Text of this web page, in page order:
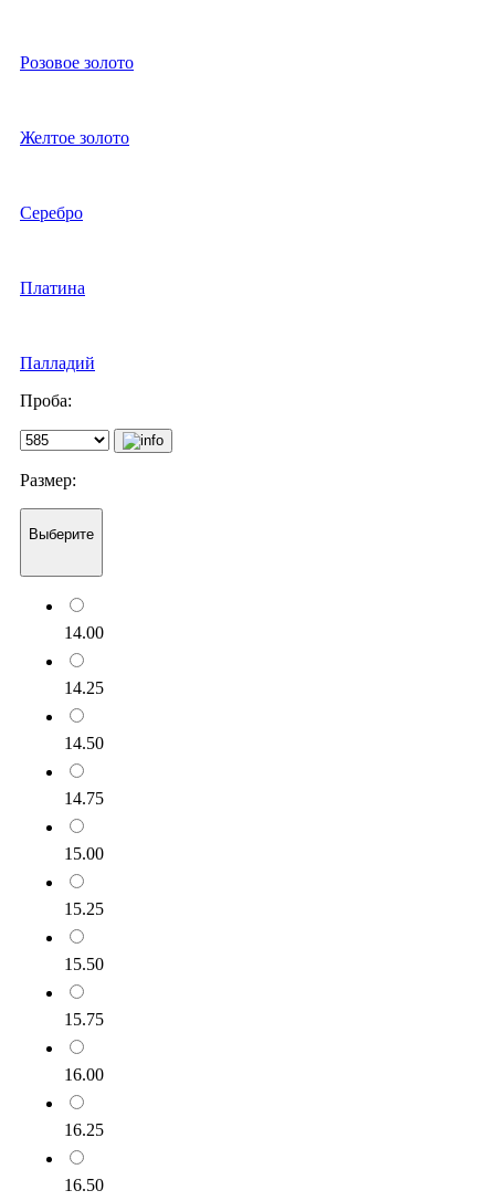
Розовое золото
Желтое золото
Серебро
Платина
Палладий
Проба:
Размер:
Выберите
14.00
14.25
14.50
14.75
15.00
15.25
15.50
15.75
16.00
16.25
16.50